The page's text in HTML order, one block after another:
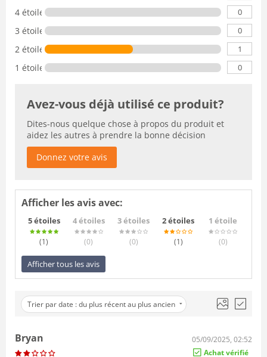
4 étoiles 0
3 étoiles 0
2 étoiles 1
1 étoile 0
Avez-vous déjà utilisé ce produit?
Dites-nous quelque chose à propos du produit et
aidez les autres à prendre la bonne décision
Donnez votre avis
Afficher les avis avec:
5 étoiles
(1)
4 étoiles
(0)
3 étoiles
(0)
2 étoiles
(1)
1 étoile
(0)
Afficher tous les avis
Trier par date : du plus récent au plus ancien
Bryan
05/09/2025, 02:52
Achat vérifié